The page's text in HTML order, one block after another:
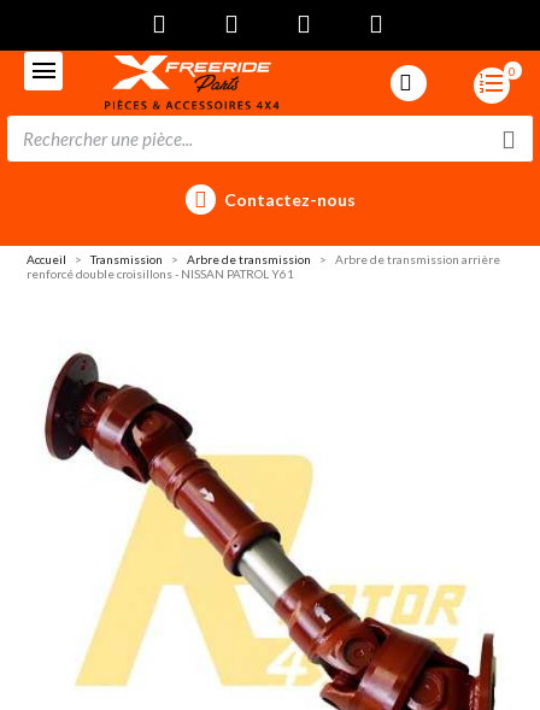
0
Contactez-nous
Accueil Transmission Arbre de transmission
Arbre de transmission arrière
renforcé double croisillons - NISSAN PATROL Y61